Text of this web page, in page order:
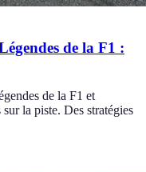
de la F1 :
de la F1 et
la piste. Des stratégies